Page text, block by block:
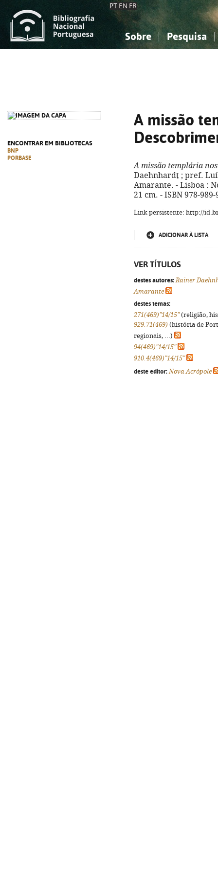
PT EN FR
Sobre Pesquisa
ENCONTRAR EM BIBLIOTECAS
BNP
PORBASE
A missão
A missão templária
Daehnhardt ; pref.
Amarante. - Lisboa :
21 cm. - ISBN 978-989-
Link persistente: http://
ADICIONAR À LISTA
VER TÍTULOS
destes autores: Rainer
Amarante
destes temas:
271(469)"14/15"(religião,
929.71(469) (história de
regionais, ...)
94(469)"14/15"
910.4(469)"14/15"
deste editor: Nova Acrópole